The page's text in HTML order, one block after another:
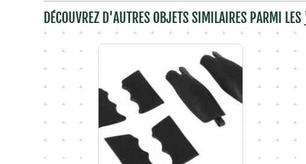
DÉCOUVREZ D'AUTRES OBJETS SIMILAIRES PARMI LES